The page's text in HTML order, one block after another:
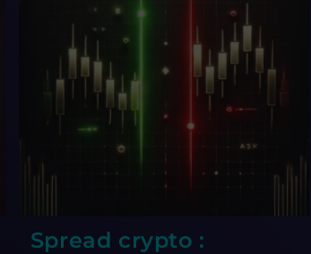
Spread crypto :